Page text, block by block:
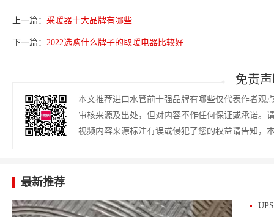
上一篇： 采暖器十大品牌有哪些
下一篇： 2022选购什么牌子的取暖电器比较好
免责
本文推荐进口水管前十强品牌有哪些仅代表作者观
审核来源及出处，但对内容不作任何保证或承诺。
视频内容来源标注有误或侵犯了您的权益请告知，
最新推荐